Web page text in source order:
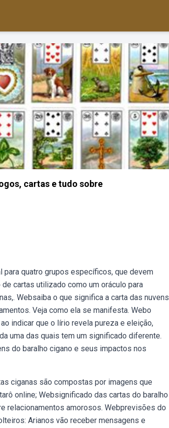
cartas e tudo sobre
quatro grupos específicos, que devem
cartas utilizado como um oráculo para
Websaiba o que significa a carta das nuvens
Veja como ela se manifesta. Webo
indicar que o lírio revela pureza e eleição,
uma das quais tem um significado diferente.
do baralho cigano e seus impactos nos
ciganas são compostas por imagens que
online; Websignificado das cartas do baralho
relacionamentos amorosos. Webprevisões do
Arianos vão receber mensagens e